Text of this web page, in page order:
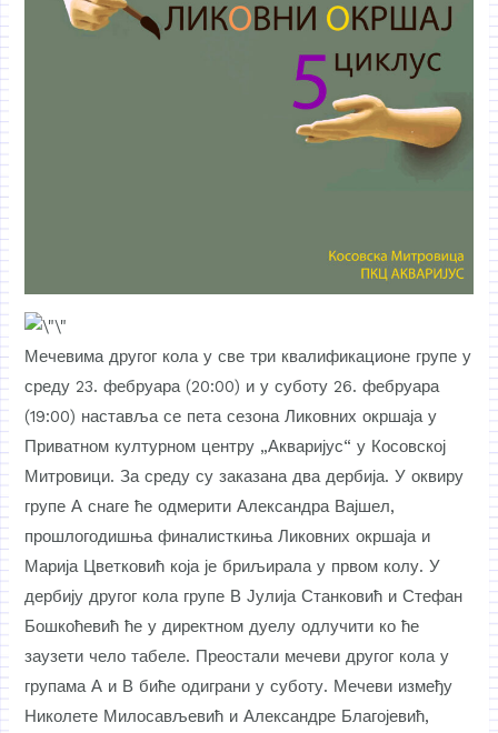
Мечевима другог кола у све три квалификационе групе у
среду 23. фебруара (20:00) и у суботу 26. фебруара
(19:00) наставља се пета сезона Ликовних окршаја у
Приватном културном центру „Акваријус“ у Косовској
Митровици. За среду су заказана два дербија. У оквиру
групе А снаге ће одмерити Александра Вајшел,
прошлогодишња финалисткиња Ликовних окршаја и
Марија Цветковић која је бриљирала у првом колу. У
дербију другог кола групе В Јулија Станковић и Стефан
Бошкоћевић ће у директном дуелу одлучити ко ће
заузети чело табеле. Преостали мечеви другог кола у
групама А и В биће одиграни у суботу. Мечеви између
Николете Милосављевић и Александре Благојевић,